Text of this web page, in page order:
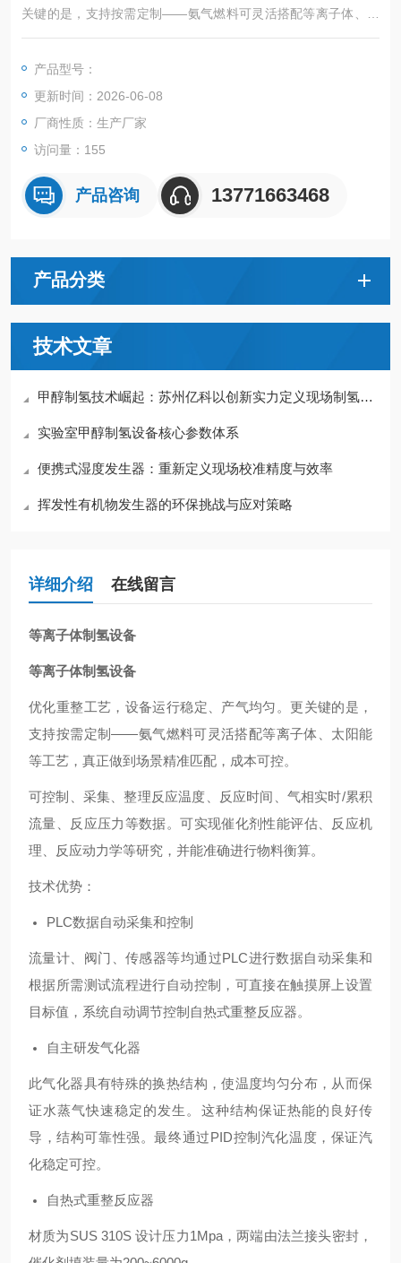
关键的是，支持按需定制——氨气燃料可灵活搭配等离子体、太
阳能等工艺，真正做到场景精准匹配，成本可控。
产品型号：
更新时间：2026-06-08
厂商性质：生产厂家
访问量：155
产品咨询 13771663468
产品分类
技术文章
甲醇制氢技术崛起：苏州亿科以创新实力定义现场制氢赛道
实验室甲醇制氢设备核心参数体系
便携式湿度发生器：重新定义现场校准精度与效率
挥发性有机物发生器的环保挑战与应对策略
详细介绍 在线留言
等离子体制氢设备
等离子体制氢设备
优化重整工艺，设备运行稳定、产气均匀。更关键的是，
支持按需定制——氨气燃料可灵活搭配等离子体、太阳能
等工艺，真正做到场景精准匹配，成本可控。
可控制、采集、整理反应温度、反应时间、气相实时/累积
流量、反应压力等数据。可实现催化剂性能评估、反应机
理、反应动力学等研究，并能准确进行物料衡算。
技术优势：
PLC数据自动采集和控制
流量计、阀门、传感器等均通过PLC进行数据自动采集和
根据所需测试流程进行自动控制，可直接在触摸屏上设置
目标值，系统自动调节控制自热式重整反应器。
自主研发气化器
此气化器具有特殊的换热结构，使温度均匀分布，从而保
证水蒸气快速稳定的发生。这种结构保证热能的良好传
导，结构可靠性强。最终通过PID控制汽化温度，保证汽
化稳定可控。
自热式重整反应器
材质为SUS 310S 设计压力1Mpa，两端由法兰接头密封，